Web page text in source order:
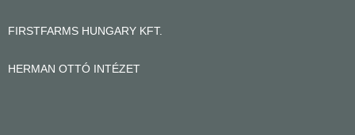
FIRSTFARMS HUNGARY KFT.
HERMAN OTTÓ INTÉZET